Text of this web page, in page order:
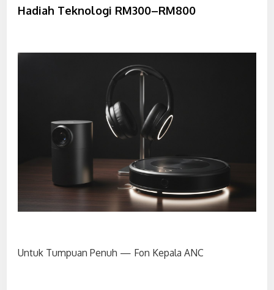
Hadiah Teknologi RM300–RM800
Untuk Tumpuan Penuh — Fon Kepala ANC